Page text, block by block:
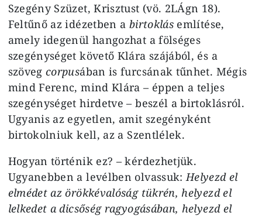
Szegény Szüzet, Krisztust (vö. 2LÁgn 18).
Feltűnő az idézetben a birtoklás említése,
amely idegenül hangozhat a fölséges
szegénységet követő Klára szájából, és a
szövegcorpusában is furcsának tűnhet. Mégis
mind Ferenc, mind Klára – éppen a teljes
szegénységet hirdetve – beszél a birtoklásról.
Ugyanis az egyetlen, amit szegényként
birtokolniuk kell, az a Szentlélek.
Hogyan történik ez? – kérdezhetjük.
Ugyanebben a levélben olvassuk: Helyezd el
elmédet az örökkévalóság tükrén, helyezd el
lelkedet a dicsőség ragyogásában, helyezd el